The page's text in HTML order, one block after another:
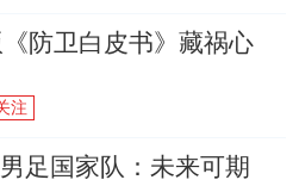
防卫白皮书》藏祸心
注
足国家队：未来可期